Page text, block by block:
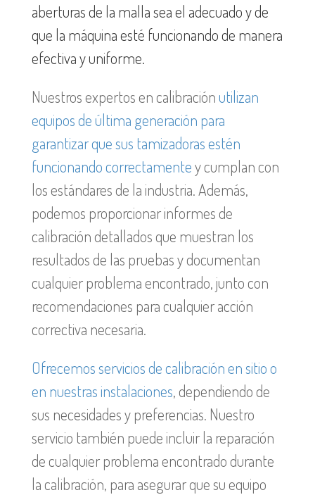
aberturas de la malla sea el adecuado y de
que la máquina esté funcionando de manera
efectiva y uniforme.
Nuestros expertos en calibraciónutilizan
equipos de última generación para
garantizar que sus tamizadoras estén
funcionando correctamentey cumplan con
los estándares de la industria. Además,
podemos proporcionar informes de
calibración detallados que muestran los
resultados de las pruebas y documentan
cualquier problema encontrado, junto con
recomendaciones para cualquier acción
correctiva necesaria.
Ofrecemos servicios de calibración en sitio o
en nuestras instalaciones, dependiendo de
sus necesidades y preferencias. Nuestro
servicio también puede incluir la reparación
de cualquier problema encontrado durante
la calibración, para asegurar que su equipo